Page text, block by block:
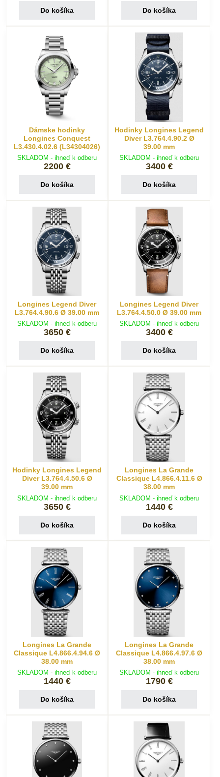
Do košíka Do košíka
Dámske hodinky
Longines Conquest
L3.430.4.02.6 (L34304026)
SKLADOM - ihneď k odberu
2200 €
Do košíka
Hodinky Longines Legend
Diver L3.764.4.90.2 Ø
39.00 mm
SKLADOM - ihneď k odberu
3400 €
Do košíka
Longines Legend Diver
L3.764.4.90.6 Ø 39.00 mm
SKLADOM - ihneď k odberu
3650 €
Do košíka
Longines Legend Diver
L3.764.4.50.0 Ø 39.00 mm
SKLADOM - ihneď k odberu
3400 €
Do košíka
Hodinky Longines Legend
Diver L3.764.4.50.6 Ø
39.00 mm
SKLADOM - ihneď k odberu
3650 €
Do košíka
Longines La Grande
Classique L4.866.4.11.6 Ø
38.00 mm
SKLADOM - ihneď k odberu
1440 €
Do košíka
Longines La Grande
Classique L4.866.4.94.6 Ø
38.00 mm
SKLADOM - ihneď k odberu
1440 €
Do košíka
Longines La Grande
Classique L4.866.4.97.6 Ø
38.00 mm
SKLADOM - ihneď k odberu
1790 €
Do košíka